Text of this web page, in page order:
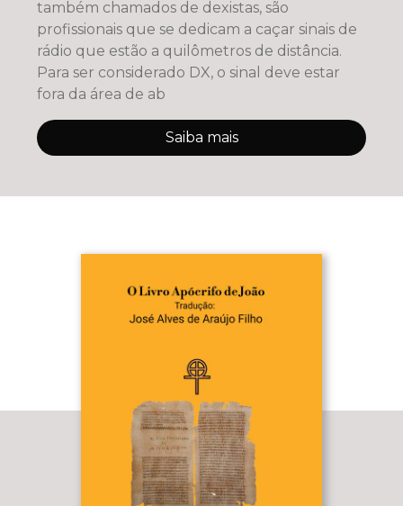
também chamados de dexistas, são
profissionais que se dedicam a caçar sinais de
rádio que estão a quilômetros de distância.
Para ser considerado DX, o sinal deve estar
fora da área de ab
Saiba mais